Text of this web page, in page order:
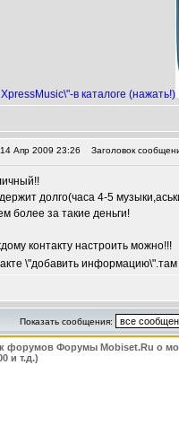
в каталоге (нажать!)
Апр 2009 23:26 Заголовок
долго(часа 4-5
более за такие деньги!
контакту настроить можно!!!
\"добавить
Показать сообщения:
форумов Форумы Mobiset.Ru о
и т.д.)